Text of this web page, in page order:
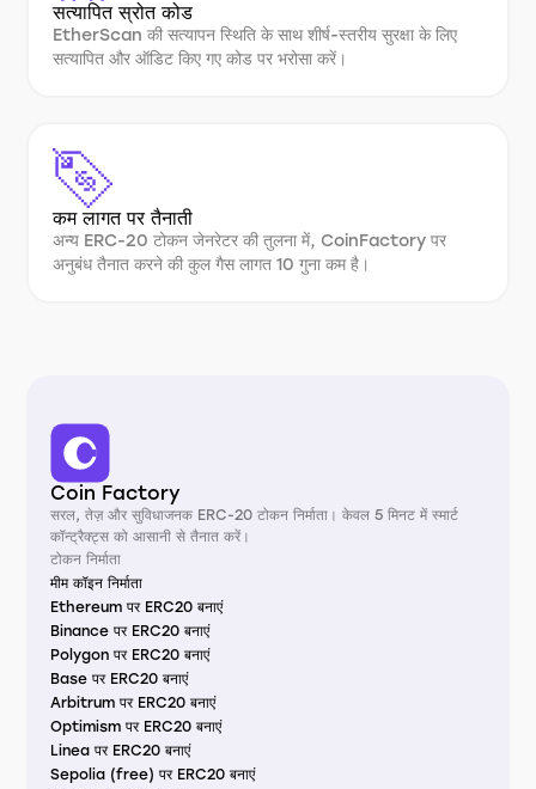
सत्यापित स्रोत कोड
EtherScan की सत्यापन स्थिति के साथ शीर्ष-स्तरीय सुरक्षा के लिए
सत्यापित और ऑडिट किए गए कोड पर भरोसा करें।
कम लागत पर तैनाती
अन्य ERC-20 टोकन जेनरेटर की तुलना में, CoinFactory पर
अनुबंध तैनात करने की कुल गैस लागत 10 गुना कम है।
Coin Factory
सरल, तेज़ और सुविधाजनक ERC-20 टोकन निर्माता। केवल 5 मिनट में स्मार्ट
कॉन्ट्रैक्ट्स को आसानी से तैनात करें।
टोकन निर्माता
मीम कॉइन निर्माता
Ethereum पर ERC20 बनाएं
Binance पर ERC20 बनाएं
Polygon पर ERC20 बनाएं
Base पर ERC20 बनाएं
Arbitrum पर ERC20 बनाएं
Optimism पर ERC20 बनाएं
Linea पर ERC20 बनाएं
Sepolia (free) पर ERC20 बनाएं